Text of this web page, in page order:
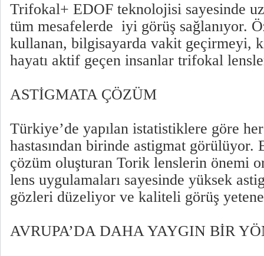
Trifokal+ EDOF teknolojisi sayesinde
tüm mesafelerde iyi görüş sağlanıyor.
kullanan, bilgisayarda vakit geçirmeyi,
hayatı aktif geçen insanlar trifokal
ASTİGMATA ÇÖZÜM
Türkiye’de yapılan istatistiklere göre
hastasından birinde astigmat görülüyor.
çözüm oluşturan Torik lenslerin önemi
lens uygulamaları sayesinde yüksek
gözleri düzeliyor ve kaliteli görüş
AVRUPA’DA DAHA YAYGIN BİR